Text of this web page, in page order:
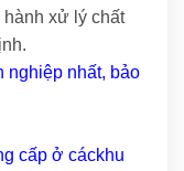
hành xử lý chất
nghiệp nhất, bảo
cấp ở cáckhu